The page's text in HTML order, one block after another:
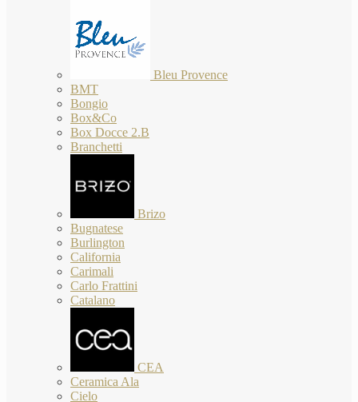
Bleu Provence
BMT
Bongio
Box&Co
Box Docce 2.B
Branchetti
Brizo
Bugnatese
Burlington
California
Carimali
Carlo Frattini
Catalano
CEA
Ceramica Ala
Cielo